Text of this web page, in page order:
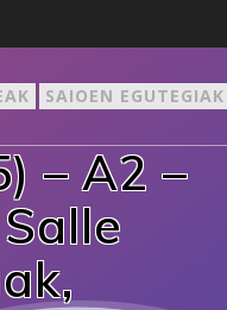
SAIOEN EGUTEGIAK
– A2 –